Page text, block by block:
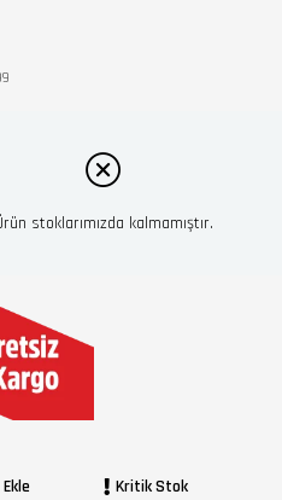
stoklarımızda kalmamıştır.
Kritik Stok